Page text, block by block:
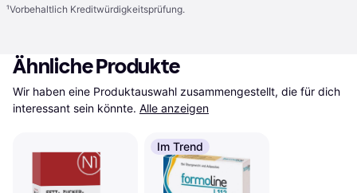
¹Vorbehaltlich Kreditwürdigkeitsprüfung.
Ähnliche Produkte
Wir haben eine Produktauswahl zusammengestellt, die für dich
interessant sein könnte. Alle anzeigen
Im Trend